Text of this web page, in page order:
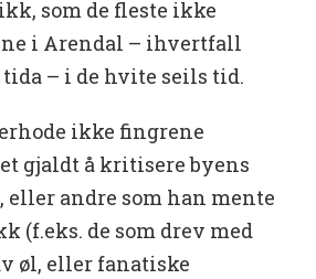
som de fleste ikke
i Arendal – ihvertfall
– i de hvite seils tid.
ikke fingrene
gjaldt å kritisere byens
eller andre som han mente
(f.eks. de som drev med
øl, eller fanatiske